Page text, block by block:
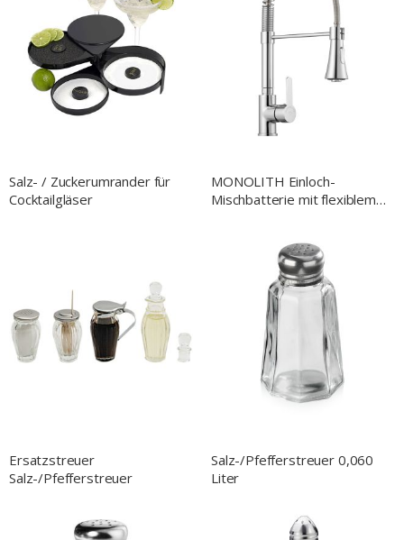
Salz- / Zuckerumrander für
Cocktailgläser
MONOLITH Einloch-
Mischbatterie mit flexiblem
Ersatzstreuer
Salz-/Pfefferstreuer
Salz-/Pfefferstreuer 0,060
Liter